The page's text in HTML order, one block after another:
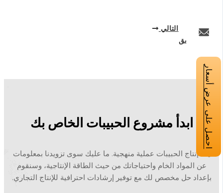
السابق
التالي
ابدأ مشروع الحبيبات الخاص بك
يُعد إنتاج الحبيبات عملية منهجية. ما عليك سوى تزويدنا بمعلومات
عن المواد الخام واحتياجاتك من حيث الطاقة الإنتاجية، وسنقوم
بإعداد حل مخصص لك مع توفير إرشادات احترافية للإنتاج التجاري.
احصل على عرض أسعار